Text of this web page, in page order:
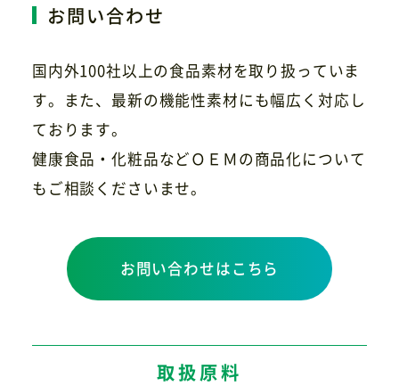
お問い合わせ
国内外100社以上の食品素材を取り扱っていま
す。また、最新の機能性素材にも幅広く対応し
ております。
健康食品・化粧品などＯＥＭの商品化について
もご相談くださいませ。
お問い合わせはこちら
取扱原料